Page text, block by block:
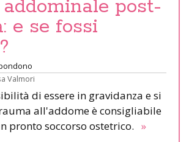
post-
e se fossi
Valmori
di essere in gravidanza e si
all'addome è consigliabile
pronto soccorso ostetrico. »